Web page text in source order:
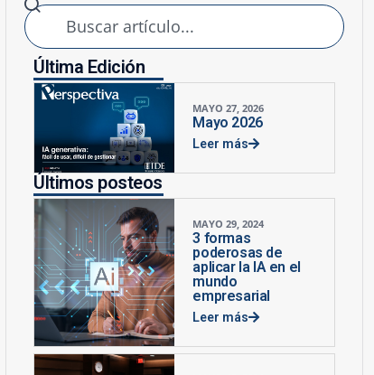
Última Edición
MAYO 27, 2026
Mayo 2026
Leer más
Últimos posteos
MAYO 29, 2024
3 formas
poderosas de
aplicar la IA en el
mundo
empresarial
Leer más